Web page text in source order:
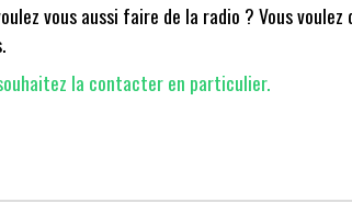
vous aussi faire de la radio ? Vous
la contacter en particulier.